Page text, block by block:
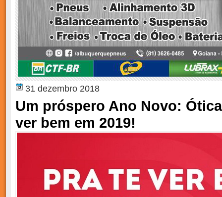
31 dezembro 2018
Um próspero Ano Novo:
ver bem em 2019!